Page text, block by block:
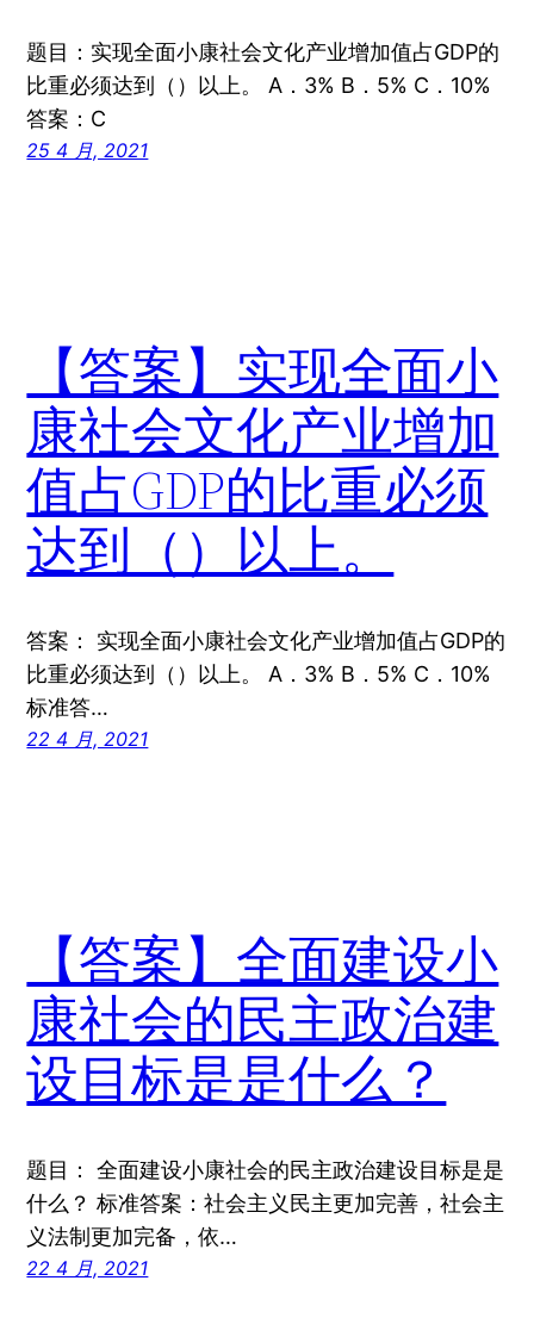
题目：实现全面小康社会文化产业增加值占GDP的
比重必须达到（）以上。 A．3% B．5% C．10%
答案：C
25 4 月, 2021
【答案】实现全面小
康社会文化产业增加
值占GDP的比重必须
达到（）以上。
答案： 实现全面小康社会文化产业增加值占GDP的
比重必须达到（）以上。 A．3% B．5% C．10%
标准答…
22 4 月, 2021
【答案】全面建设小
康社会的民主政治建
设目标是是什么？
题目： 全面建设小康社会的民主政治建设目标是是
什么？ 标准答案：社会主义民主更加完善，社会主
义法制更加完备，依…
22 4 月, 2021